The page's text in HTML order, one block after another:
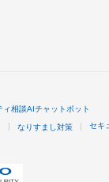
ィ相談AIチャットボット
なりすまし対策 セキ